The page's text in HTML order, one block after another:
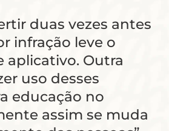
duas vezes antes
infração leve o
aplicativo. Outra
uso desses
educação no
assim se muda